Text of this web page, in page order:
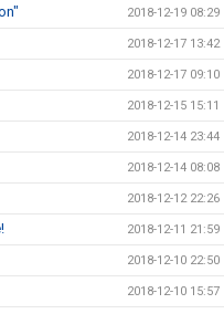
2018-12-19 08:29
2018-12-17 13:42
2018-12-17 09:10
2018-12-15 15:11
2018-12-14 23:44
2018-12-14 08:08
2018-12-12 22:26
2018-12-11 21:59
2018-12-10 22:50
2018-12-10 15:57